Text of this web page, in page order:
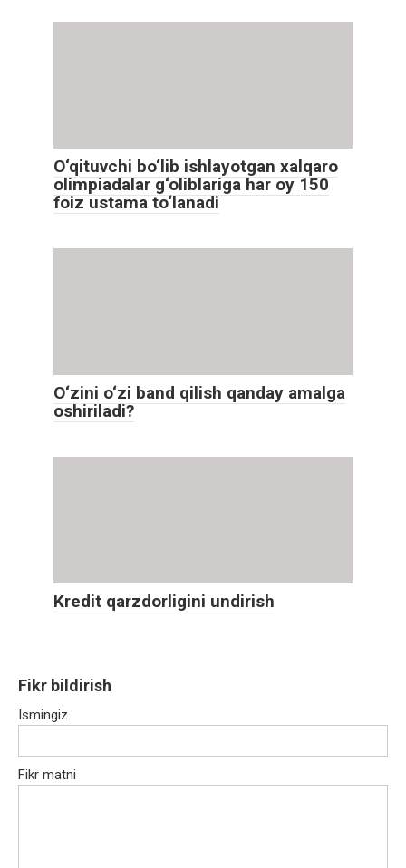
O‘qituvchi bo‘lib ishlayotgan xalqaro
olimpiadalar g‘oliblariga har oy 150
foiz ustama to‘lanadi
O‘zini o‘zi band qilish qanday amalga
oshiriladi?
Kredit qarzdorligini undirish
Fikr bildirish
Ismingiz
Fikr matni